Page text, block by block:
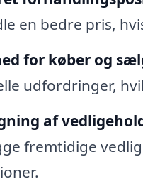
en bedre pris,
for køber og
udfordringer,
af
fremtidige